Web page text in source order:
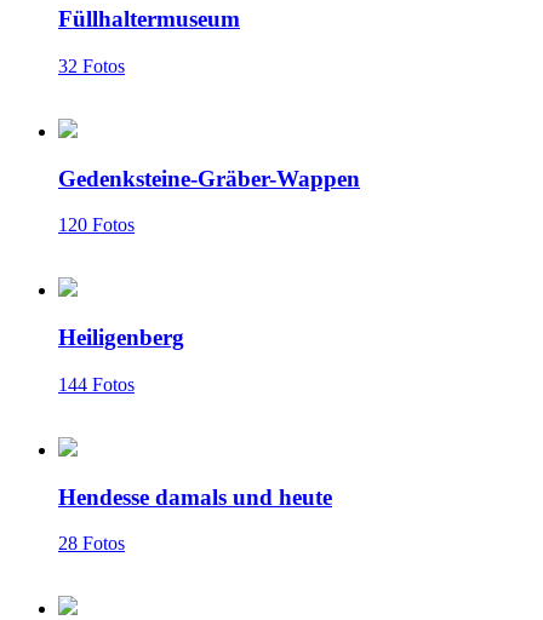
Füllhaltermuseum
32 Fotos
Gedenksteine-Gräber-Wappen
120 Fotos
Heiligenberg
144 Fotos
Hendesse damals und heute
28 Fotos